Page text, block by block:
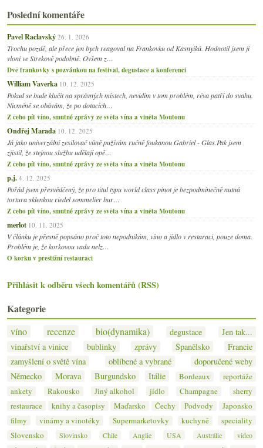
Poslední komentáře
Pavel Raclavský 26. 1. 2026
Trochu pozdě, ale přece jen bych reagoval na Frankovku od Kasnyiků. Hodnotil jsem ji
vloni ve Strekově podobně. Ovšem z…
Dvě frankovky s pozvánkou na festival, degustace a konferenci
William Vaverka 10. 12. 2025
Pokud se bude klučit na správných místech, nevidím v tom problém, réva patří do svahu.
Nicméně se obávám, že po dotacích…
Z čeho pít víno, smutné zprávy ze světa vína a viněta Moutonu
Ondřej Marada 10. 12. 2025
Já jako univerzální zesilovač vůně pužívám ručně foukanou Gabriel - Glas.Pak jsem
zjistil, že stejnou službu udělají opě…
Z čeho pít víno, smutné zprávy ze světa vína a viněta Moutonu
p.j. 4. 12. 2025
Pořád jsem přesvědčený, že pro titul typu world class pinot je bezpodmínečně nutná
tortura sklenkou riedel sommelier bur…
Z čeho pít víno, smutné zprávy ze světa vína a viněta Moutonu
merlot 10. 11. 2025
V článku je přesně popsáno proč toto nepodnikám, víno a jídlo v restaraci, pouze doma.
Problém je, že korkovou vadu nelz…
O korku v prestižní restauraci
Přihlásit k odběru všech komentářů (RSS)
Kategorie
víno recenze bio(dynamika) degustace
Jen tak...
vinařství a vinice
bublinky zprávy Španělsko
Francie
zamyšlení o světě vína
oblíbené a vybrané
doporučené weby
Německo
Morava Burgundsko Itálie Bordeaux
reportáže
ankety
Rakousko Jiný alkohol jídlo Champagne
sherry
restaurace
knihy a časopisy Maďarsko Čechy Podvody
Japonsko
filmy
vinárny a vinotéky Supermarketovky kuchyně
speciality
Slovensko
Slovinsko Chile Anglie USA Austrálie
video